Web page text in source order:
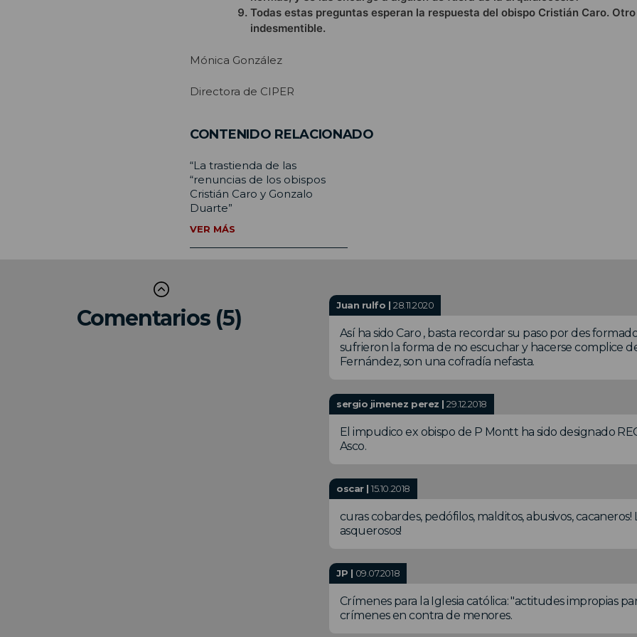
Todas estas preguntas esperan la respuesta del obispo Cristián Caro.
indesmentible.
Mónica González
Directora de CIPER
CONTENIDO RELACIONADO
“La trastienda de las
“renuncias de los obispos
Cristián Caro y Gonzalo
Duarte”
VER MÁS
Comentarios (5) Juan rulfo |28.11.2020
Así ha sido Caro , basta recordar su paso por des
sufrieron la forma de no escuchar y hacerse complice
Fernández, son una cofradía nefasta.
sergio jimenez perez |29.12.2018
El impudico ex obispo de P Montt ha sido designado
Asco.
oscar |15.10.2018
curas cobardes, pedófilos, malditos, abusivos,
asquerosos!
JP | 09.07.2018
Crímenes para la Iglesia católica: "actitudes impropias
crímenes en contra de menores.